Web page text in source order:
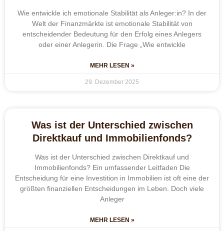
Wie entwickle ich emotionale Stabilität als Anleger:in? In der
Welt der Finanzmärkte ist emotionale Stabilität von
entscheidender Bedeutung für den Erfolg eines Anlegers
oder einer Anlegerin. Die Frage „Wie entwickle
MEHR LESEN »
29. Dezember 2025
Was ist der Unterschied zwischen
Direktkauf und Immobilienfonds?
Was ist der Unterschied zwischen Direktkauf und
Immobilienfonds? Ein umfassender Leitfaden Die
Entscheidung für eine Investition in Immobilien ist oft eine der
größten finanziellen Entscheidungen im Leben. Doch viele
Anleger
MEHR LESEN »